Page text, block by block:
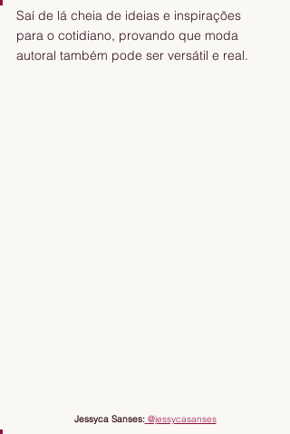
Saí de lá cheia de ideias e inspirações
para o cotidiano, provando que moda
autoral também pode ser versátil e real.
Jessyca Sanses: @jessycasanses